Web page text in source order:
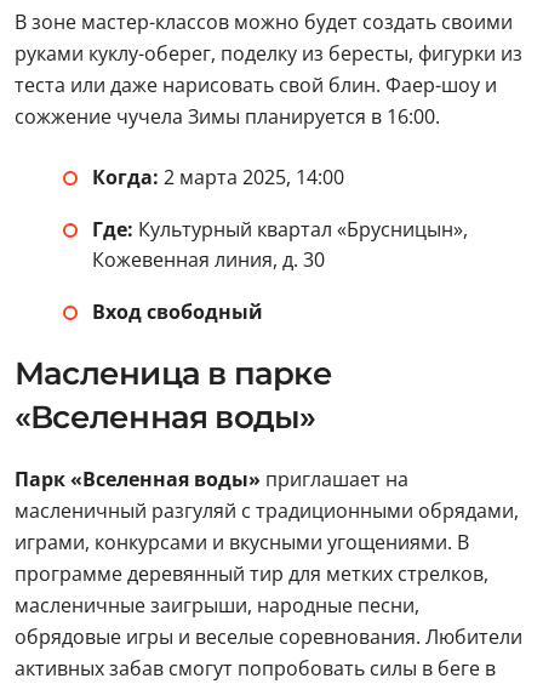
В зоне мастер-классов можно будет создать своими
руками куклу-оберег, поделку из бересты, фигурки из
теста или даже нарисовать свой блин. Фаер-шоу и
сожжение чучела Зимы планируется в 16:00.
Когда: 2 марта 2025, 14:00
Где: Культурный квартал «Брусницын»,
Кожевенная линия, д. 30
Вход свободный
Масленица в парке
«Вселенная воды»
Парк «Вселенная воды» приглашает на
масленичный разгуляй с традиционными обрядами,
играми, конкурсами и вкусными угощениями. В
программе деревянный тир для метких стрелков,
масленичные заигрыши, народные песни,
обрядовые игры и веселые соревнования. Любители
активных забав смогут попробовать силы в беге в